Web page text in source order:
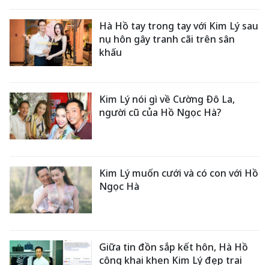
Hà Hồ tay trong tay với Kim Lý sau
nụ hôn gây tranh cãi trên sân
khấu
Kim Lý nói gì về Cường Đô La,
người cũ của Hồ Ngọc Hà?
Kim Lý muốn cưới và có con với Hồ
Ngọc Hà
Giữa tin đồn sắp kết hôn, Hà Hồ
công khai khen Kim Lý đẹp trai